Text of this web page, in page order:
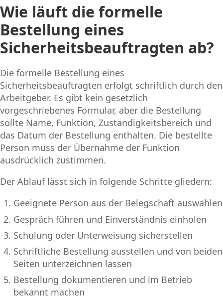
Wie läuft die formelle
Bestellung eines
Sicherheitsbeauftragten ab?
Die formelle Bestellung eines
Sicherheitsbeauftragten erfolgt schriftlich durch den
Arbeitgeber. Es gibt kein gesetzlich
vorgeschriebenes Formular, aber die Bestellung
sollte Name, Funktion, Zuständigkeitsbereich und
das Datum der Bestellung enthalten. Die bestellte
Person muss der Übernahme der Funktion
ausdrücklich zustimmen.
Der Ablauf lässt sich in folgende Schritte gliedern:
Geeignete Person aus der Belegschaft auswählen
Gespräch führen und Einverständnis einholen
Schulung oder Unterweisung sicherstellen
Schriftliche Bestellung ausstellen und von beiden
Seiten unterzeichnen lassen
Bestellung dokumentieren und im Betrieb
bekannt machen